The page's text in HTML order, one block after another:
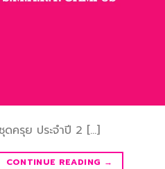
ดครุย ประจำปี 2 […]
CONTINUE READING →